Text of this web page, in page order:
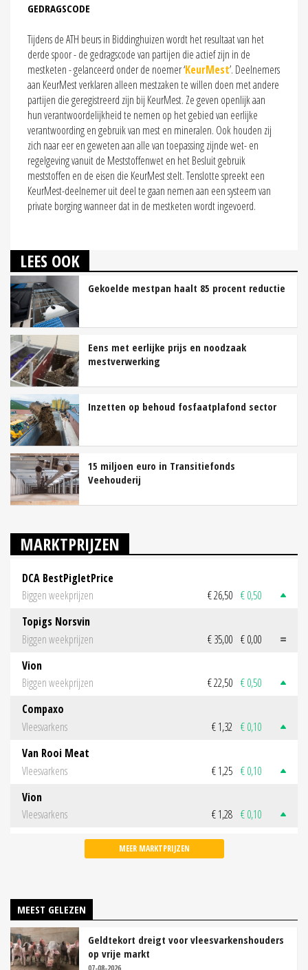
GEDRAGSCODE
Tijdens de ATH beurs in Biddinghuizen wordt het resultaat van het
derde spoor - de gedragscode van partijen die actief zijn in de
mestketen - gelanceerd onder de noemer ‘KeurMest’. Deelnemers
aan KeurMest verklaren alleen mestzaken te willen doen met andere
partijen die geregistreerd zijn bij KeurMest. Ze geven openlijk aan
hun verantwoordelijkheid te nemen op het gebied van eerlijke
verantwoording en gebruik van mest en mineralen. Ook houden zij
zich naar eer en geweten aan alle van toepassing zijnde wet- en
regelgeving vanuit de Meststoffenwet en het Besluit gebruik
meststoffen en de eisen die KeurMest stelt. Tenslotte spreekt een
KeurMest-deelnemer uit deel te gaan nemen aan een systeem van
private borging wanneer dat in de mestketen wordt ingevoerd.
LEES OOK
Gekoelde mestpan haalt 85 procent reductie
Eens met eerlijke prijs en noodzaak
mestverwerking
Inzetten op behoud fosfaatplafond sector
15 miljoen euro in Transitiefonds
Veehouderij
MARKTPRIJZEN
DCA BestPigletPrice
Biggen weekprijzen
€ 26,50 € 0,50
Topigs Norsvin
Biggen weekprijzen
€ 35,00 € 0,00
Vion
Biggen weekprijzen
€ 22,50 € 0,50
Compaxo
Vleesvarkens
€ 1,32 € 0,10
Van Rooi Meat
Vleesvarkens
€ 1,25 € 0,10
Vion
Vleesvarkens
€ 1,28 € 0,10
MEER MARKTPRIJZEN
MEEST GELEZEN
Geldtekort dreigt voor vleesvarkenshouders
op vrije markt
07-08-2026